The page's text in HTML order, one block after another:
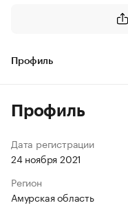
Профиль
Профиль
Дата регистрации
24 ноября 2021
Регион
Амурская область